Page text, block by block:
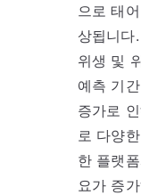
으로 태
상됩니다.
위생 및
예측 기
증가로
로 다양
한 플랫
요가 증